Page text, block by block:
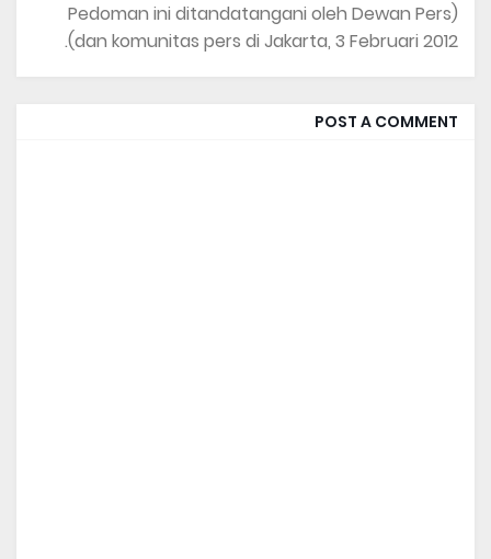
(Pedoman ini ditandatangani oleh Dewan Pers
dan komunitas pers di Jakarta, 3 Februari 2012).
POST A COMMENT